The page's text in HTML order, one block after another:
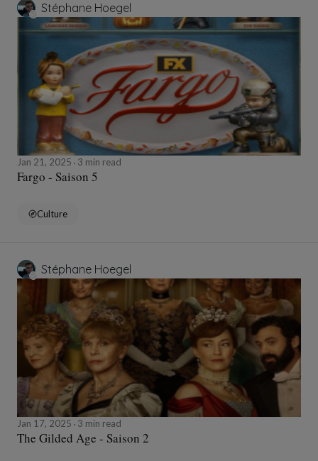
Stéphane Hoegel
Jan 21, 2025 3 min read
Fargo - Saison 5
Culture
Stéphane Hoegel
Jan 17, 2025 3 min read
The Gilded Age - Saison 2